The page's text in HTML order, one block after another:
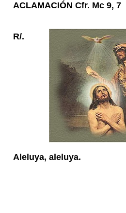
ACLAMACIÓN Cfr. Mc 9, 7
R/.
Aleluya, aleluya.